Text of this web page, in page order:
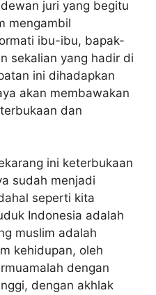
juri yang begitu
mengambil
ibu-ibu, bapak-
sekalian yang hadir di
ini dihadapkan
akan membawakan
dan
ini keterbukaan
sudah menjadi
seperti kita
Indonesia adalah
muslim adalah
kehidupan, oleh
dengan
dengan akhlak